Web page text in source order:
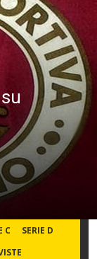
C
SERIE D